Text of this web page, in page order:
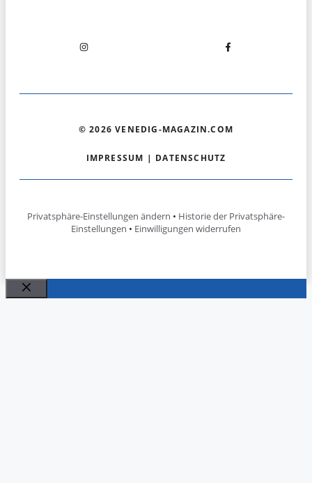
© 2026 VENEDIG-MAGAZIN.COM
IMPRESSUM | DATENSCHUTZ
Privatsphäre-Einstellungen ändern • Historie der Privatsphäre-
Einstellungen • Einwilligungen widerrufen
Schließen